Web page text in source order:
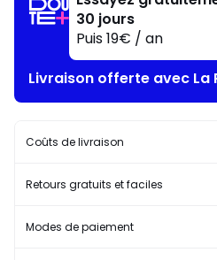
30 jours
Puis 19€ / an
Livraison offerte avec La
Coûts de livraison
Retours gratuits et faciles
Modes de paiement